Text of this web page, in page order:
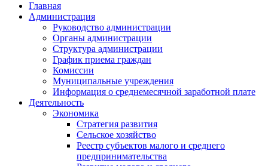
Главная
Администрация
Руководство администрации
Органы администрации
Структура администрации
График приема граждан
Комиссии
Муниципальные учреждения
Информация о среднемесячной заработной плате
Деятельность
Экономика
Стратегия развития
Сельское хозяйство
Реестр субъектов малого и среднего
предпринимательства